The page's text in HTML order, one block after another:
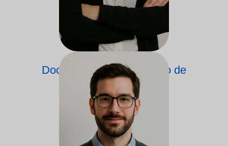
Docente no Departamento de
Psicologia